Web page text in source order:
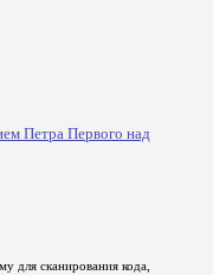
Петра Первого над
для сканирования кода,